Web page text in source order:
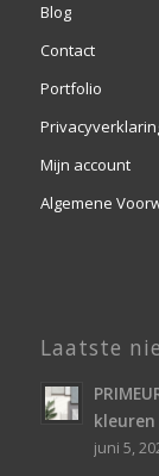
Blog
Contact
Portfolio
Mijn account
Algemene
Laatste
kleuren
juni 5,